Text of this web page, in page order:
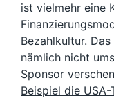
ist vielmehr eine
Bezahlkultur.
nämlich nicht
Sponsor
Beispiel die USA-